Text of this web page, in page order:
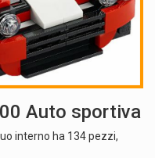
Auto sportiva
interno ha 134 pezzi,